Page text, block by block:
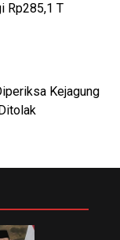
Rp285,1 T
Kejagung